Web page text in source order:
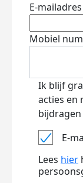
E-
Mobiel
Ik blijf
acties en
bijdragen
E-
Lees hier